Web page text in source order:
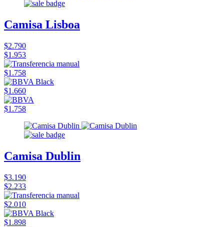
Camisa Lisboa
$2.790
$1.953
$1.758
$1.660
$1.758
Camisa Dublin
$3.190
$2.233
$2.010
$1.898